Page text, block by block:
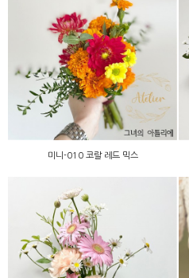
미니-010 코랄 레드 믹스
미니-010 코랄 레드 믹스
미니-001 시즌 핑크 미니